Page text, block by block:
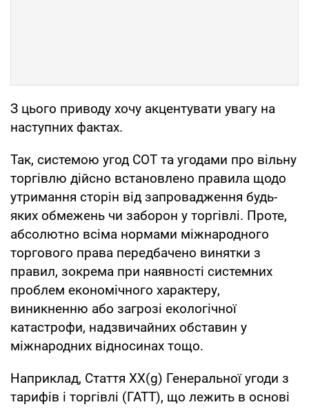
З цього приводу хочу акцентувати увагу на
наступних фактах.
Так, системою угод СОТ та угодами про вільну
торгівлю дійсно встановлено правила щодо
утримання сторін від запровадження будь-
яких обмежень чи заборон у торгівлі. Проте,
абсолютно всіма нормами міжнародного
торгового права передбачено винятки з
правил, зокрема при наявності системних
проблем економічного характеру,
виникненню або загрозі екологічної
катастрофи, надзвичайних обставин у
міжнародних відносинах тощо.
Наприклад, Стаття XX(g) Генеральної угоди з
тарифів і торгівлі (ГАТТ), що лежить в основі